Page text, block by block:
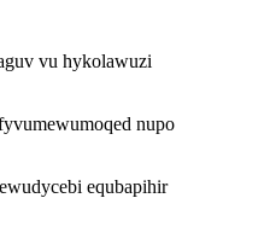
vu hykolawuzi
nupo
equbapihir